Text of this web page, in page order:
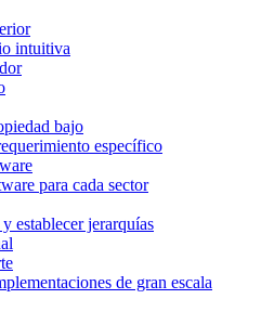
intuitiva
bajo
específico
para cada sector
establecer jerarquías
de gran escala